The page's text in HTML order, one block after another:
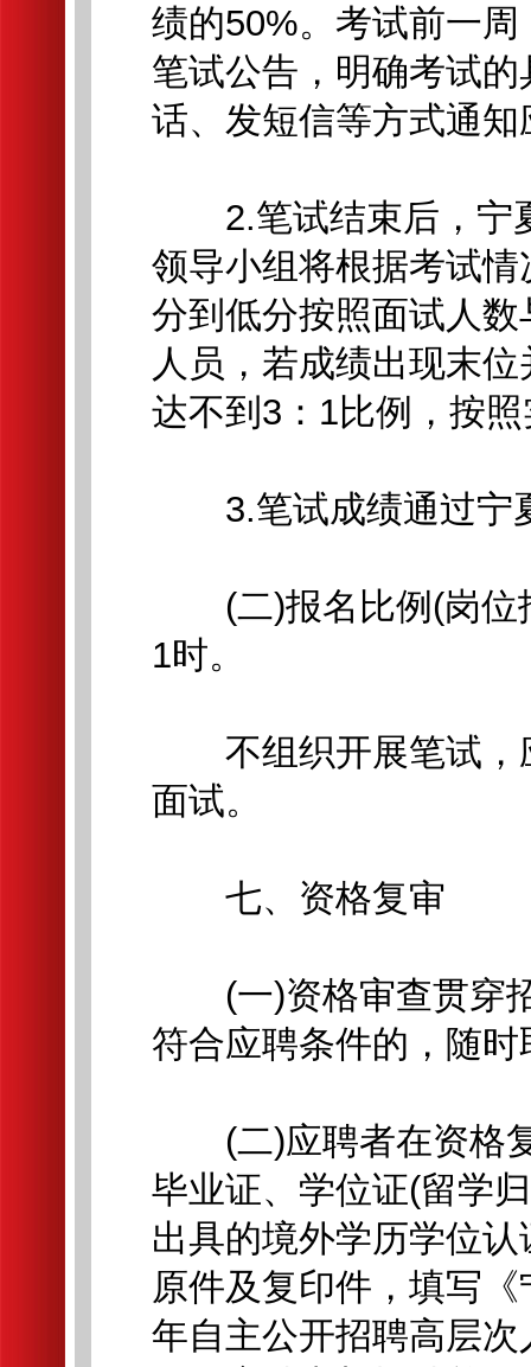
绩的50%。考试前一
笔试公告，明确考试
话、发短信等方式通知
2.笔试结束后，宁
领导小组将根据考试
分到低分按照面试人
人员，若成绩出现末
达不到3：1比例，按
3.笔试成绩通过宁
(二)报名比例(岗位
1时。
不组织开展笔试，
面试。
七、资格复审
(一)资格审查贯穿招
符合应聘条件的，随
(二)应聘者在资格复
毕业证、学位证(留学
出具的境外学历学位
原件及复印件，填写
年自主公开招聘高层